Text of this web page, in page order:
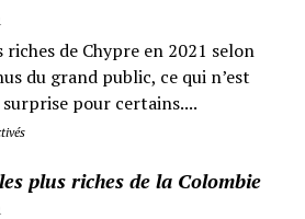
riches de Chypre en 2021 selon
du grand public, ce qui n’est
pour certains....
plus riches de la Colombie